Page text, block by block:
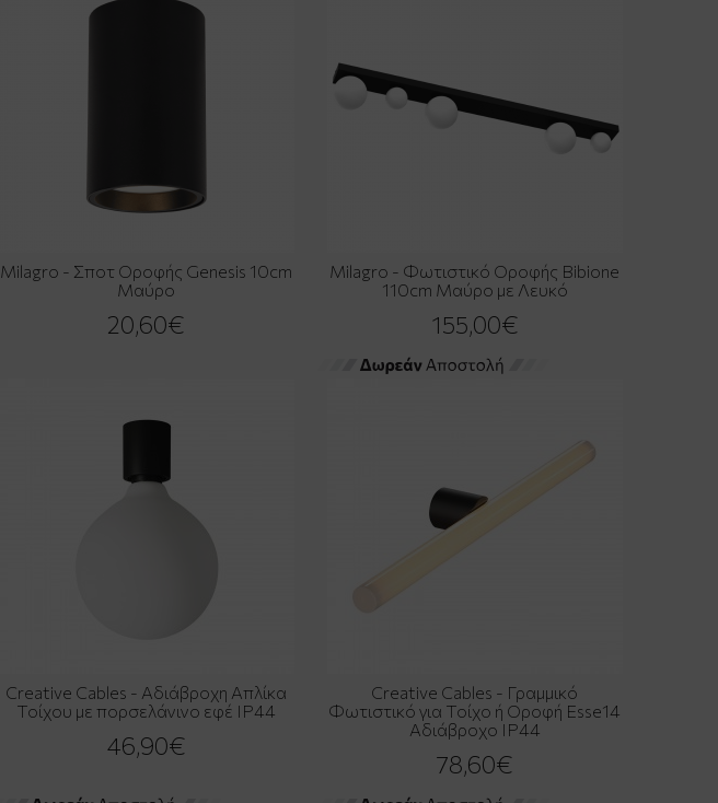
Milagro - Σποτ Οροφής Genesis 10cm
Μαύρο
20,60€
Milagro - Φωτιστικό Οροφής Bibione
110cm Μαύρο με Λευκό
155,00€
Creative Cables - Αδιάβροχη Απλίκα
Τοίχου με πορσελάνινο εφέ IP44
46,90€
Creative Cables - Γραμμικό
Φωτιστικό για Τοίχο ή Οροφή Esse14
Αδιάβροχο IP44
78,60€